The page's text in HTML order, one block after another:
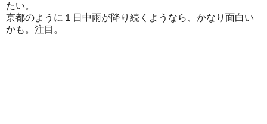
たい。
京都のように１日中雨が降り続くようなら、かなり面白い
かも。注目。